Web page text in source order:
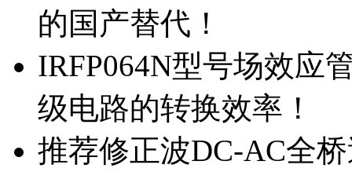
的国产替代！
IRFP064N型号场效应
级电路的转换效率！
推荐修正波DC-AC全